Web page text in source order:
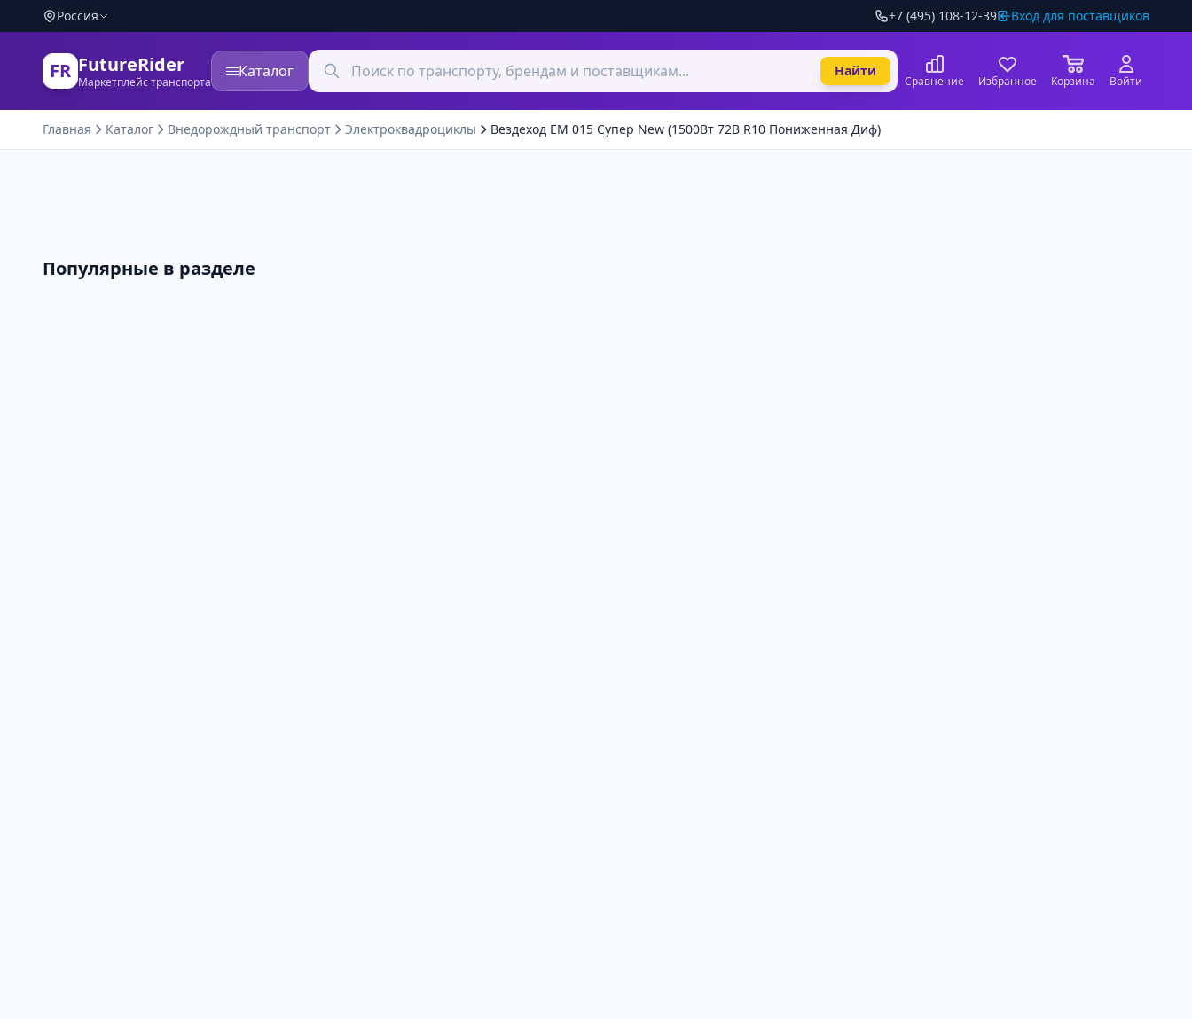
Россия +7 (495) 108-12-39 Вход для поставщиков
FR FutureRider
Маркетплейс транспорта
Каталог Найти
Сравнение Избранное Корзина Войти
Главная Каталог Внедорождный транспорт Электроквадроциклы Вездеход ЕМ 015 Супер New (1500Вт 72В R10 Пониженная Диф)
Популярные в разделе